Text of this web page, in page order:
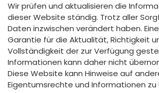
Wir prüfen und aktualisieren die
dieser Website ständig. Trotz aller
Daten inzwischen verändert haben.
Garantie für die Aktualität, Richtigkeit
Vollständigkeit der zur Verfügung
Informationen kann daher nicht
Diese Website kann Hinweise auf
Eigentumsrechte und Informationen